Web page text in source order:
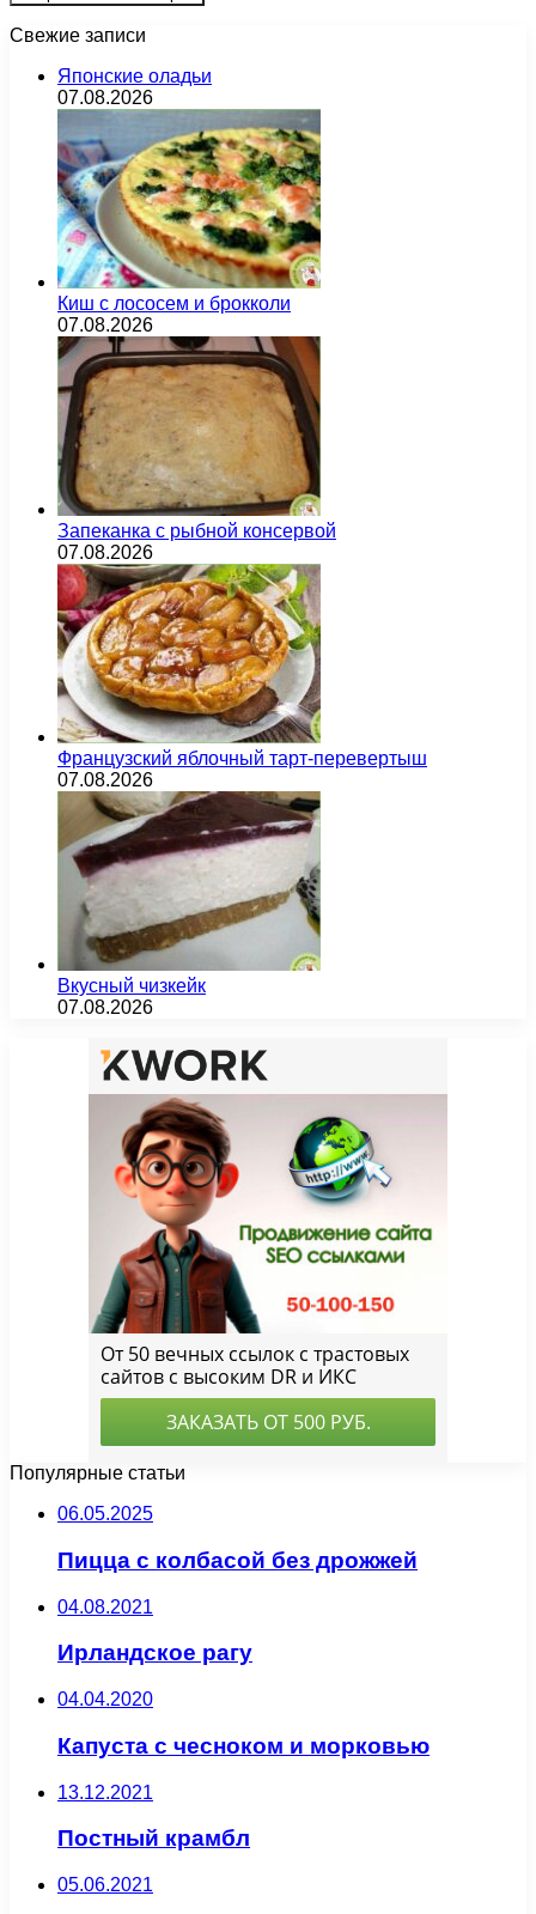
Свежие записи
Японские оладьи
07.08.2026
Киш с лососем и брокколи
07.08.2026
Запеканка с рыбной консервой
07.08.2026
Французский яблочный тарт-перевертыш
07.08.2026
Вкусный чизкейк
07.08.2026
Популярные статьи
06.05.2025
Пицца с колбасой без дрожжей
04.08.2021
Ирландское рагу
04.04.2020
Капуста с чесноком и морковью
13.12.2021
Постный крамбл
05.06.2021